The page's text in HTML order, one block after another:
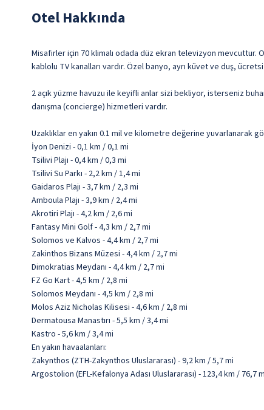
Otel Hakkında
Misafirler için 70 klimalı odada düz ekran televizyon
kablolu TV kanalları vardır. Özel banyo, ayrı küvet ve duş,
2 açık yüzme havuzu ile keyifli anlar sizi bekliyor, isterseniz
danışma (concierge) hizmetleri vardır.
Uzaklıklar en yakın 0.1 mil ve kilometre değerine yuvarlanarak
İyon Denizi - 0,1 km / 0,1 mi
Tsilivi Plajı - 0,4 km / 0,3 mi
Tsilivi Su Parkı - 2,2 km / 1,4 mi
Gaidaros Plajı - 3,7 km / 2,3 mi
Amboula Plajı - 3,9 km / 2,4 mi
Akrotiri Plajı - 4,2 km / 2,6 mi
Fantasy Mini Golf - 4,3 km / 2,7 mi
Solomos ve Kalvos - 4,4 km / 2,7 mi
Zakinthos Bizans Müzesi - 4,4 km / 2,7 mi
Dimokratias Meydanı - 4,4 km / 2,7 mi
FZ Go Kart - 4,5 km / 2,8 mi
Solomos Meydanı - 4,5 km / 2,8 mi
Molos Aziz Nicholas Kilisesi - 4,6 km / 2,8 mi
Dermatousa Manastırı - 5,5 km / 3,4 mi
Kastro - 5,6 km / 3,4 mi
En yakın havaalanları:
Zakynthos (ZTH-Zakynthos Uluslararası) - 9,2 km / 5,7 mi
Argostolion (EFL-Kefalonya Adası Uluslararası) - 123,4 km / 76,7